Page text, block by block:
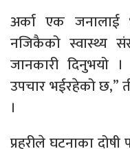
अर्का एक जनालाई
नजिकैको स्वास्थ्य
जानकारी दिनुभयो
उपचार भईरहेको छ,”
।
प्रहरीले घटनाका दोषी